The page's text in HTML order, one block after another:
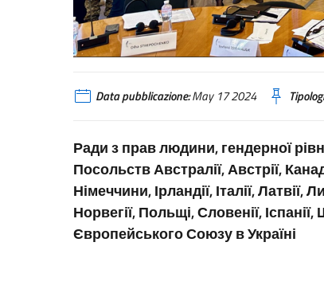
Data pubblicazione:May 17 2024
Ради з прав людини, гендерної
Посольств Австралії, Австрії,
Німеччини, Ірландії, Італії,
Норвегії, Польщі, Словенії,
Європейського Союзу в Україні